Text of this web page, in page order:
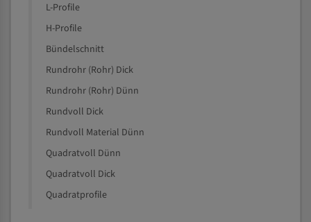
L-Profile
H-Profile
Bündelschnitt
Rundrohr (Rohr) Dick
Rundrohr (Rohr) Dünn
Rundvoll Dick
Rundvoll Material Dünn
Quadratvoll Dünn
Quadratvoll Dick
Quadratprofile